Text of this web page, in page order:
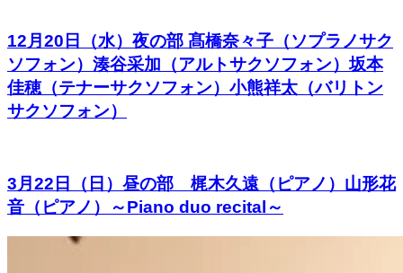
12月20日（水）夜の部 髙橋奈々子（ソプラノサク
ソフォン）湊谷采加（アルトサクソフォン）坂本
佳穂（テナーサクソフォン）小熊祥太（バリトン
サクソフォン）
3月22日（日）昼の部 梶木久遠（ピアノ）山形花
音（ピアノ）～Piano duo recital～